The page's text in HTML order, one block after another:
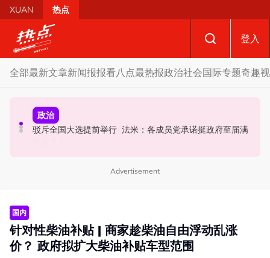
Skip to main content
XUAN 热点
登入
全部最新文章新闻报报看八点最热报政治社会国际专题奇趣
政治
特别点名望万、双溪乌浪 韩沙: 宏愿党也要守现有甲州议
社会
黑木山关卡粉色行李箱引发炸弹惊魂 警方: 将调监控追查行
政治
驳斥全国大选提前举行 法米：各成员党承诺挺政府至届满
Advertisement
国内
针对性柴油补贴 | 商家趁柴油自由浮动乱涨
价？ 政府拟扩大柴油补贴车型范围